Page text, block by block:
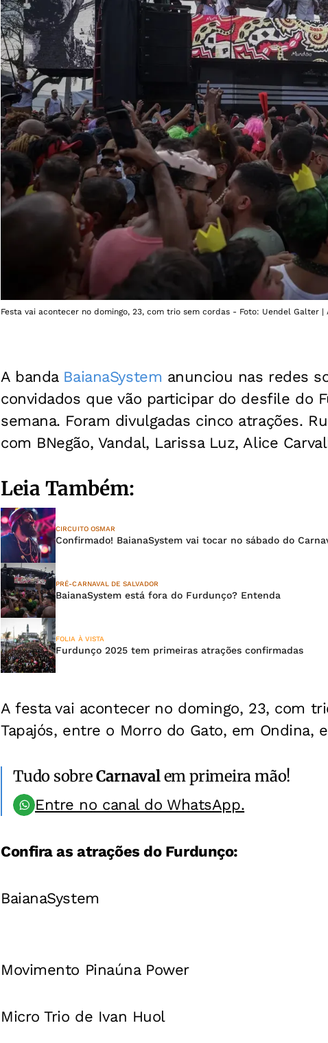
Festa vai acontecer no domingo, 23, com trio sem cordas - Foto: Uendel Galter |
A banda BaianaSystem anunciou nas redes
convidados que vão participar do desfile do
semana. Foram divulgadas cinco atrações.
com BNegão, Vandal, Larissa Luz, Alice
Leia Também:
CIRCUITO OSMAR
Confirmado! BaianaSystem vai tocar no sábado do
PRÉ-CARNAVAL DE SALVADOR
BaianaSystem está fora do Furdunço? Entenda
FOLIA À VISTA
Furdunço 2025 tem primeiras atrações confirmadas
A festa vai acontecer no domingo, 23, com
Tapajós, entre o Morro do Gato, em Ondina,
Tudo sobreCarnavalem primeira mão!
Entre no canal do WhatsApp.
Confira as atrações do Furdunço:
BaianaSystem
Movimento Pinaúna Power
Micro Trio de Ivan Huol